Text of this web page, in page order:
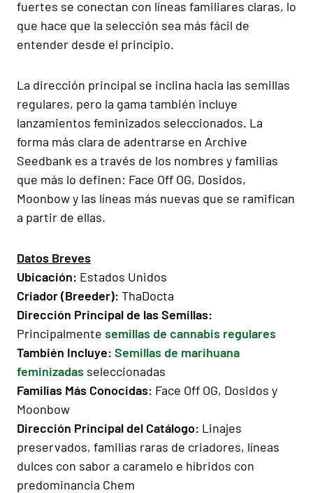
fuertes se conectan con líneas familiares claras, lo
que hace que la selección sea más fácil de
entender desde el principio.
La dirección principal se inclina hacia las semillas
regulares, pero la gama también incluye
lanzamientos feminizados seleccionados. La
forma más clara de adentrarse en Archive
Seedbank es a través de los nombres y familias
que más lo definen: Face Off OG, Dosidos,
Moonbow y las líneas más nuevas que se ramifican
a partir de ellas.
Datos Breves
Ubicación: Estados Unidos
Criador (Breeder): ThaDocta
Dirección Principal de las Semillas:
Principalmente semillas de cannabis regulares
También Incluye: Semillas de marihuana
feminizadas seleccionadas
Familias Más Conocidas: Face Off OG, Dosidos y
Moonbow
Dirección Principal del Catálogo: Linajes
preservados, familias raras de criadores, líneas
dulces con sabor a caramelo e híbridos con
predominancia Chem